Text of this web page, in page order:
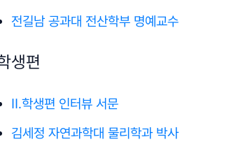
전길남 공과대 전산학부 명예교수
생편
Ⅱ.학생편 인터뷰 서문
김세정 자연과학대 물리학과 박사